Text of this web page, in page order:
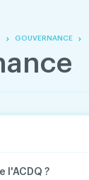
GOUVERNANCE
l'ACDQ ?